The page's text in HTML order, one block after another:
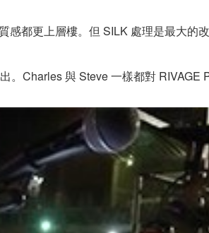
都更上層樓。但 SILK 處理是最大的
Charles 與 Steve 一樣都對 RIVAGE